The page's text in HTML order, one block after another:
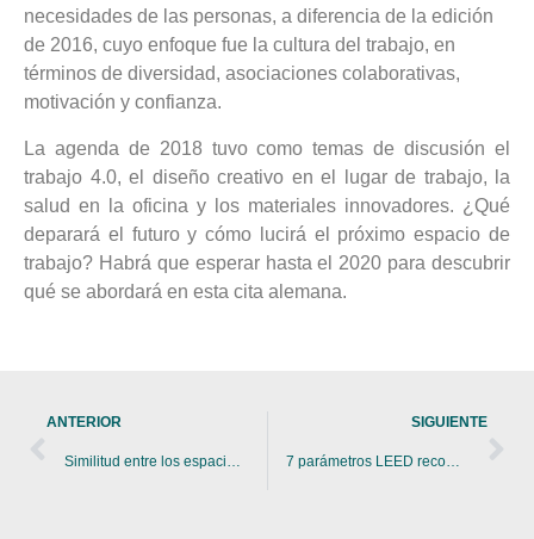
necesidades de las personas, a diferencia de la edición
de 2016, cuyo enfoque fue la cultura del trabajo, en
términos de diversidad, asociaciones colaborativas,
motivación y confianza.
La agenda de 2018 tuvo como temas de discusión el
trabajo 4.0, el diseño creativo en el lugar de trabajo, la
salud en la oficina y los materiales innovadores. ¿Qué
deparará el futuro y cómo lucirá el próximo espacio de
trabajo? Habrá que esperar hasta el 2020 para descubrir
qué se abordará en esta cita alemana.
ANTERIOR
Similitud entre los espacios de trabajo y los espacios educativos
SIGUIENTE
7 parámetros LEED recomendados para diseñar espacios más sostenibles